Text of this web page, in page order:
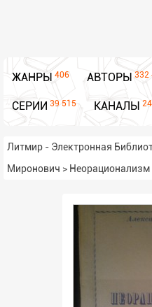
ЖАНРЫ 406 АВТОРЫ 332
СЕРИИ 39 515 КАНАЛЫ 24
Литмир - Электронная
Миронович > Неорационализм